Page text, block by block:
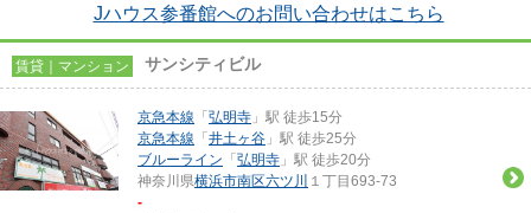
Jハウス参番館へのお問い合わせはこちら
賃貸｜マンション サンシティビル
京急本線 「 弘明寺 」駅 徒歩15分
京急本線 「 井土ヶ谷 」駅 徒歩25分
ブルーライン 「 弘明寺 」駅 徒歩20分
神奈川県横浜市南区六ツ川 １丁目693-73
-